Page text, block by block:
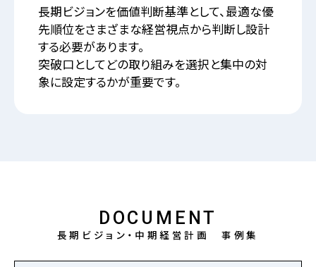
長期ビジョンを価値判断基準として、最適な優
先順位をさまざまな経営視点から判断し設計
する必要があります。
突破口としてどの取り組みを選択と集中の対
象に設定するかが重要です。
DOCUMENT
長期ビジョン・中期経営計画 事例集